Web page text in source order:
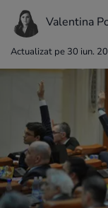
Valentina
Actualizat pe 30 iun.